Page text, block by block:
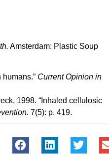
Amsterdam: Plastic Soup
Current Opinion in
1998. “Inhaled cellulosic
7(5): p. 419.